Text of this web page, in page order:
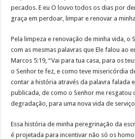
pecados. E eu O louvo todos os dias por
graça em perdoar, limpar e renovar a
Pela limpeza e renovação de minha vida, o
com as mesmas palavras que Ele falou ao
Marcos 5:19, “Vai para tua casa, para os
o Senhor te fez, e como teve misericórdia
contar a história através da palavra falada
publicada, de como o Senhor me resgatou
degradação, para uma nova vida de
Essa história de minha peregrinação da
é projetada para incentivar não só os